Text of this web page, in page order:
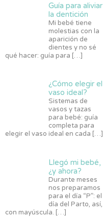
Guía para aliviar
la dentición
Mi bebé tiene
molestias con la
aparición de
dientes y no sé
qué hacer: guía para […]
¿Cómo elegir el
vaso ideal?
Sistemas de
vasos y tazas
para bebé: guía
completa para
elegir el vaso ideal en cada […]
Llegó mi bebé,
¿y ahora?
Durante meses
nos preparamos
para el día “P”: el
día del Parto, así,
con mayúscula. […]